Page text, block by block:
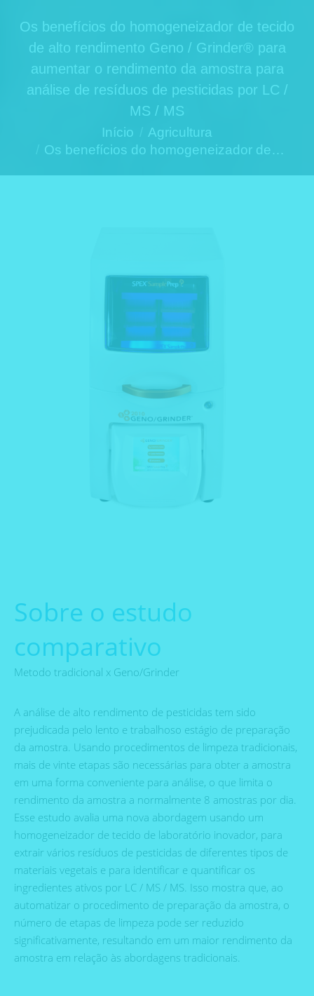
Os benefícios do homogeneizador de tecido
de alto rendimento Geno / Grinder® para
aumentar o rendimento da amostra para
análise de resíduos de pesticidas por LC /
MS / MS
Início
Agricultura
Os benefícios do homogeneizador de…
Sobre o estudo
comparativo
Metodo tradicional x Geno/Grinder
A análise de alto rendimento de pesticidas tem sido
prejudicada pelo lento e trabalhoso estágio de preparação
da amostra. Usando procedimentos de limpeza tradicionais,
mais de vinte etapas são necessárias para obter a amostra
em uma forma conveniente para análise, o que limita o
rendimento da amostra a normalmente 8 amostras por dia.
Esse estudo avalia uma nova abordagem usando um
homogeneizador de tecido de laboratório inovador, para
extrair vários resíduos de pesticidas de diferentes tipos de
materiais vegetais e para identificar e quantificar os
ingredientes ativos por LC / MS / MS. Isso mostra que, ao
automatizar o procedimento de preparação da amostra, o
número de etapas de limpeza pode ser reduzido
significativamente, resultando em um maior rendimento da
amostra em relação às abordagens tradicionais.